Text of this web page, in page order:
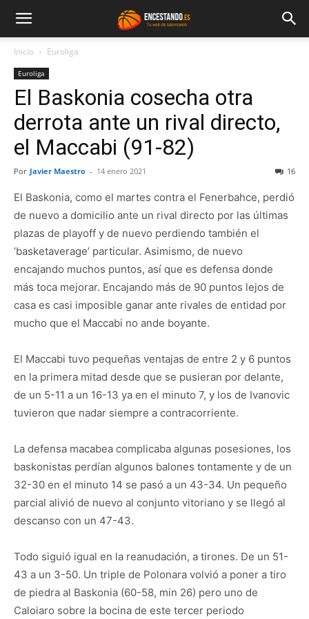
Inicio Euroliga
Euroliga
El Baskonia cosecha otra
derrota ante un rival directo,
el Maccabi (91-82)
Por Javier Maestro - 14 enero 2021 16
El Baskonia, como el martes contra el Fenerbahce, perdió
de nuevo a domicilio ante un rival directo por las últimas
plazas de playoff y de nuevo perdiendo también el
‘basketaverage’ particular. Asimismo, de nuevo
encajando muchos puntos, así que es defensa donde
más toca mejorar. Encajando más de 90 puntos lejos de
casa es casi imposible ganar ante rivales de entidad por
mucho que el Maccabi no ande boyante.
El Maccabi tuvo pequeñas ventajas de entre 2 y 6 puntos
en la primera mitad desde que se pusieran por delante,
de un 5-11 a un 16-13 ya en el minuto 7, y los de Ivanovic
tuvieron que nadar siempre a contracorriente.
La defensa macabea complicaba algunas posesiones, los
baskonistas perdían algunos balones tontamente y de un
32-30 en el minuto 14 se pasó a un 43-34. Un pequeño
parcial alivió de nuevo al conjunto vitoriano y se llegó al
descanso con un 47-43.
Todo siguió igual en la reanudación, a tirones. De un 51-
43 a un 3-50. Un triple de Polonara volvió a poner a tiro
de piedra al Baskonia (60-58, min 26) pero uno de
Caloiaro sobre la bocina de este tercer periodo